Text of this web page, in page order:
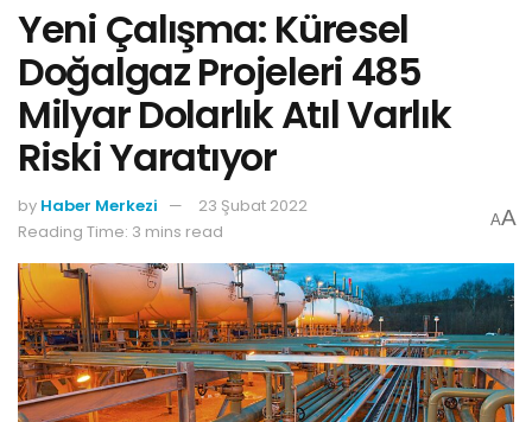
Yeni Çalışma: Küresel
Doğalgaz Projeleri 485
Milyar Dolarlık Atıl Varlık
Riski Yaratıyor
by Haber Merkezi
23 Şubat 2022
Reading Time: 3 mins read
AA